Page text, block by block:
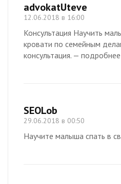
advokatUteve
12.06.2018 в 16:00
Консультация Научить
кровати по семейным
консультация. —
SEOLob
29.06.2018 в 00:50
Научите малыша спать в